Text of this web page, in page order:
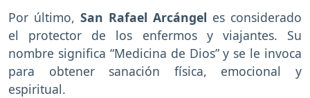
Por último, San Rafael Arcángel es considerado
el protector de los enfermos y viajantes. Su
nombre significa “Medicina de Dios” y se le invoca
para obtener sanación física, emocional y
espiritual.